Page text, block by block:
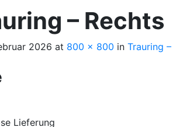
– Rechts
2026 at 800 × 800 in Trauring –
Lieferung